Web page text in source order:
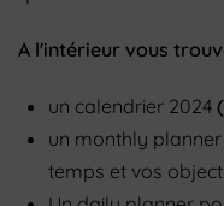
A l'intérieur vous
un calendrier 2024
un monthly
temps et vos